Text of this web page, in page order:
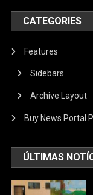
CATEGORIES
Features
Sidebars
Archive Layout
Buy News Portal
ÚLTIMAS